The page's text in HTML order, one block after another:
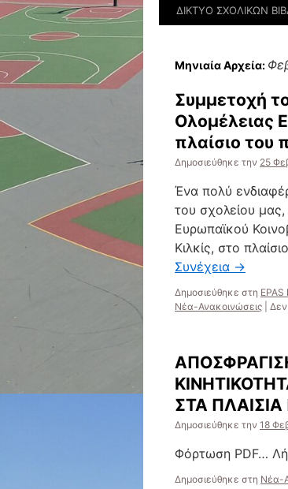
ΔΙΚΤΥΟ ΣΧΟΛΙΚΩΝ
Μηνιαία Αρχεία:
Συμμετοχή
Ολομέλειας
πλαίσιο του
Δημοσιεύθηκε την 25
Ένα πολύ
του σχολείου
Ευρωπαϊκού
Κιλκίς, στο
Συνέχεια →
Δημοσιεύθηκε στη
Νέα-Ανακοινώσεις
Δεν
ΣΤΑ
Δημοσιεύθηκε την 18
Φόρτωση PDF…
Δημοσιεύθηκε στη Νέα-